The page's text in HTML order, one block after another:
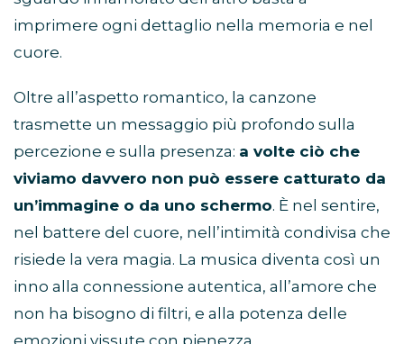
imprimere ogni dettaglio nella memoria e nel
cuore.
Oltre all’aspetto romantico, la canzone
trasmette un messaggio più profondo sulla
percezione e sulla presenza: a volte ciò che
viviamo davvero non può essere catturato da
un’immagine o da uno schermo. È nel sentire,
nel battere del cuore, nell’intimità condivisa che
risiede la vera magia. La musica diventa così un
inno alla connessione autentica, all’amore che
non ha bisogno di filtri, e alla potenza delle
emozioni vissute con pienezza.